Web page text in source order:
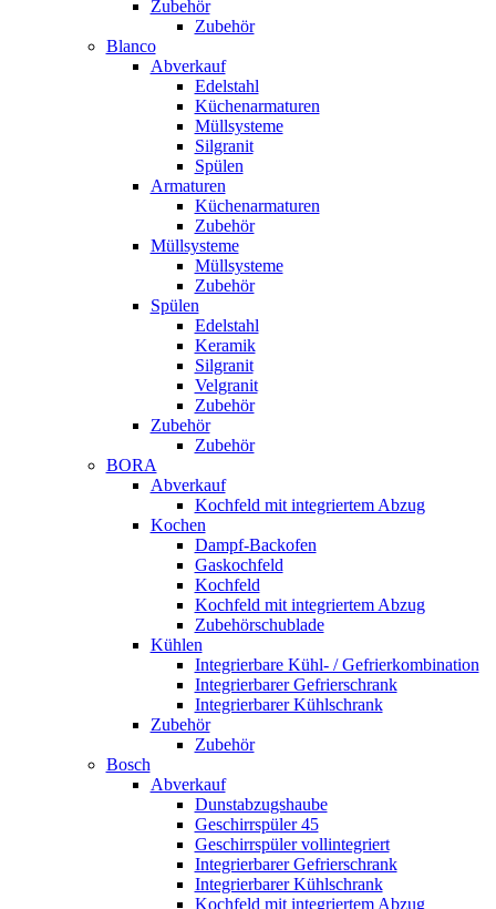
Zubehör
Zubehör
Blanco
Abverkauf
Edelstahl
Küchenarmaturen
Müllsysteme
Silgranit
Spülen
Armaturen
Küchenarmaturen
Zubehör
Müllsysteme
Müllsysteme
Zubehör
Spülen
Edelstahl
Keramik
Silgranit
Velgranit
Zubehör
Zubehör
Zubehör
BORA
Abverkauf
Kochfeld mit integriertem Abzug
Kochen
Dampf-Backofen
Gaskochfeld
Kochfeld
Kochfeld mit integriertem Abzug
Zubehörschublade
Kühlen
Integrierbare Kühl- / Gefrierkombination
Integrierbarer Gefrierschrank
Integrierbarer Kühlschrank
Zubehör
Zubehör
Bosch
Abverkauf
Dunstabzugshaube
Geschirrspüler 45
Geschirrspüler vollintegriert
Integrierbarer Gefrierschrank
Integrierbarer Kühlschrank
Kochfeld mit integriertem Abzug